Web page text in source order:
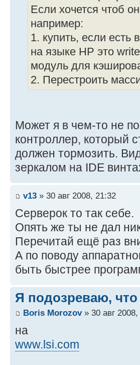
Если хочется чтоб
например:
1. купить, если есть
на языке HP это
модуль для
2. Перестроить
Может я в чем-то не
контроллер, который
должен тормозить.
зеркалом на IDE
v13 » 30 авг 2008, 21:32
Серверок то так себе.
Опять же ты не дал
Перечитай ещё раз
А по поводу
быть быстрее
Я подозреваю, что
Boris Morozov» 30 авг 2008,
на
www.lsi.com